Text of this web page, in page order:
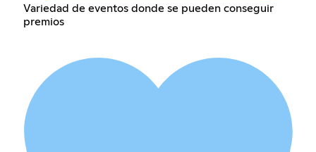
Variedad de eventos donde se pueden conseguir
premios